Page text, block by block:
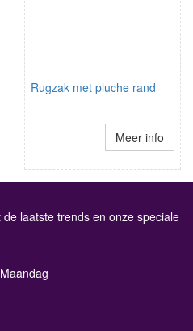
Rugzak met pluche rand
Meer info
laatste trends en onze speciale